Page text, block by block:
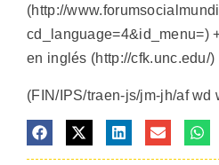
(http://
cd_language=4&id_menu=)
en inglés (http://cfk.unc.edu/)
(FIN/IPS/traen-js/jm-jh/af wd